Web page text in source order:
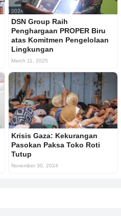
DSN Group Raih
Penghargaan PROPER Biru
atas Komitmen Pengelolaan
Lingkungan
March 11, 2025
Krisis Gaza: Kekurangan
Pasokan Paksa Toko Roti
Tutup
November 30, 2024